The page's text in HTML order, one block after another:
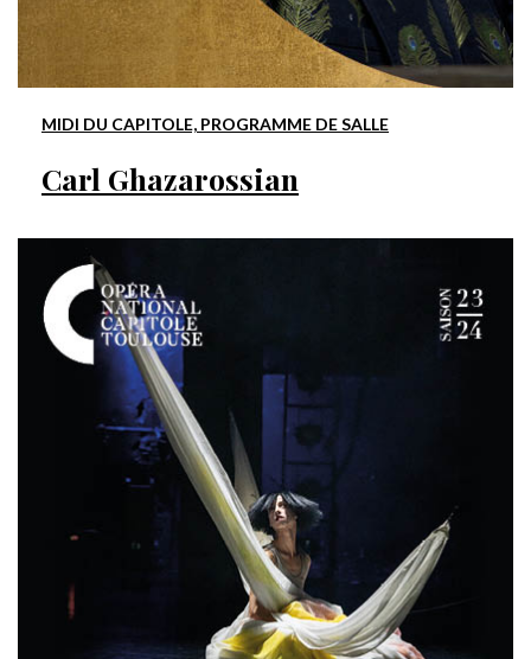
Carl Ghazarossian
MIDI DU CAPITOLE, PROGRAMME DE SALLE